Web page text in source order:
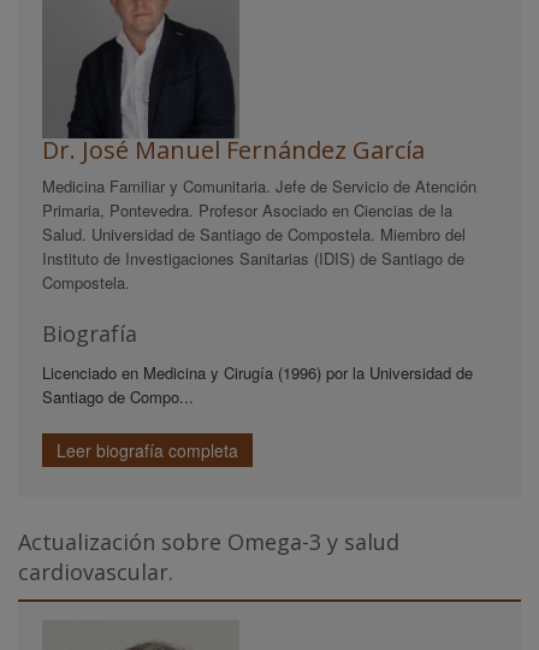
Dr. José Manuel Fernández García
Medicina Familiar y Comunitaria. Jefe de Servicio de Atención
Primaria, Pontevedra. Profesor Asociado en Ciencias de la
Salud. Universidad de Santiago de Compostela. Miembro del
Instituto de Investigaciones Sanitarias (IDIS) de Santiago de
Compostela.
Biografía
Licenciado en Medicina y Cirugía (1996) por la Universidad de
Santiago de Compo...
Leer biografía completa
Actualización sobre Omega-3 y salud
cardiovascular.